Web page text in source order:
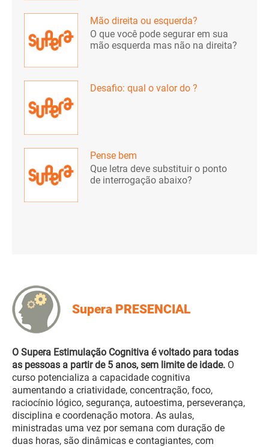
Mão direita ou esquerda?
O que você pode segurar em sua
mão esquerda mas não na direita?
Desafio: qual o valor do ?
Pense bem
Que letra deve substituir o ponto
de interrogação abaixo?
Supera PRESENCIAL
O Supera Estimulação Cognitiva é voltado para todas
as pessoas a partir de 5 anos, sem limite de idade. O
curso potencializa a capacidade cognitiva
aumentando a criatividade, concentração, foco,
raciocínio lógico, segurança, autoestima, perseverança,
disciplina e coordenação motora. As aulas,
ministradas uma vez por semana com duração de
duas horas, são dinâmicas e contagiantes, com